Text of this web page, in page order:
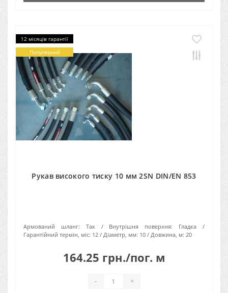
12 місяців гарантії
Популярний
Рукав високого тиску 10 мм 2SN DIN/EN 853
Армований шланг: Так Внутрішня поверхня:
Гладка
Гарантійний термін, міс: 12 Діаметр, мм: 10 Довжина, м: 20
164.25 грн./пог. м
- +